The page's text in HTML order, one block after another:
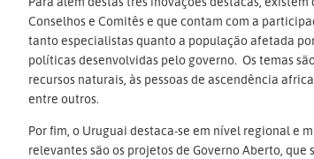
Conselhos e Comitês e que contam com a
tanto especialistas quanto a população afetada
políticas desenvolvidas pelo governo. Os temas
recursos naturais, às pessoas de ascendência
entre outros.
Por fim, o Uruguai destaca-se em nível regional e
relevantes são os projetos de Governo Aberto,